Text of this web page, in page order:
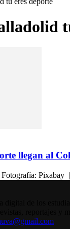
llegan al
Pixabay |